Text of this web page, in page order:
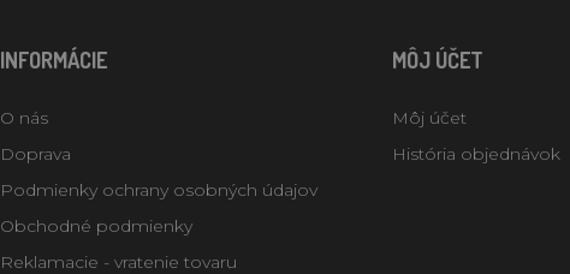
INFORMÁCIE
O nás
Doprava
Podmienky ochrany osobných údajov
Obchodné podmienky
Reklamacie - vratenie tovaru
MÔJ ÚČET
Môj účet
História objednávok